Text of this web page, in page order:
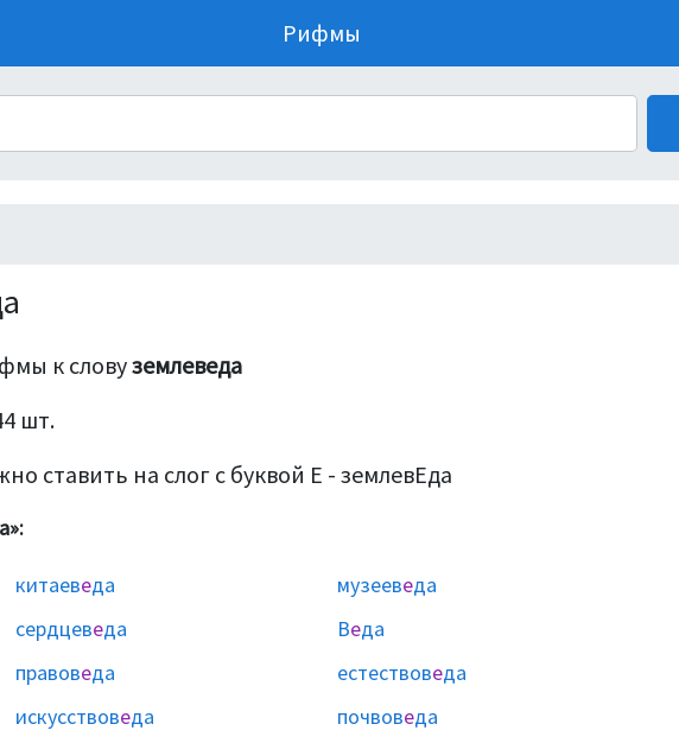
Рифмы
к словуземлеведа
шт.
ставить на слог с буквой Е - землевЕда
китаеведа музееведа
сердцеведа Веда
правоведа естествоведа
искусствоведа почвоведа